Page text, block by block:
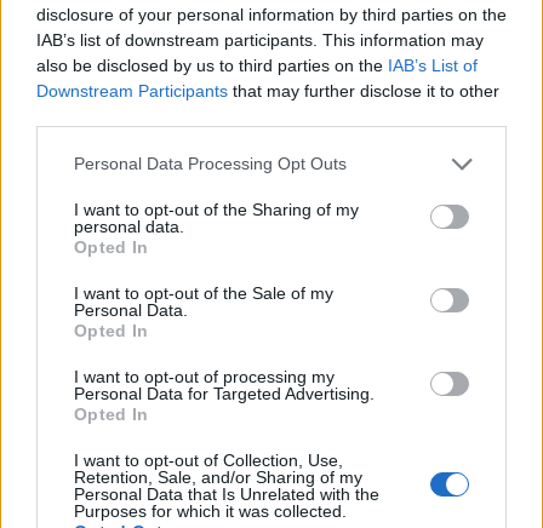
disclosure of your personal information by third parties on the
IAB’s list of downstream participants. This information may
also be disclosed by us to third parties on the IAB’s List of
Downstream Participants that may further disclose it to other
Please note that this website/app uses one or more Google
not limited to your visit or usage behaviour. You may click to
grant or deny consent to Google and its third-party tags to
use your data for below specified purposes in below Google
consent section.
Personal Data Processing Opt Outs
I want to opt-out of the Sharing of my
personal data.
Opted In
I want to opt-out of the Sale of my
Personal Data.
Opted In
I want to opt-out of processing my
Personal Data for Targeted Advertising.
Opted In
I want to opt-out of Collection, Use,
Retention, Sale, and/or Sharing of my
Personal Data that Is Unrelated with the
Purposes for which it was collected.
Dimitris Theofanous
Managing Director, eTURN
OmniCommerce
12:00 - 12:45
Opening - Welcome remarks
12:45 -